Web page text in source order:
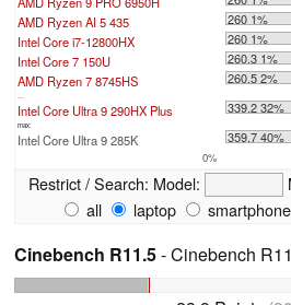
AMD Ryzen AI 5 435
260 1%
Intel Core i7-12800HX
260 1%
Intel Core 7 150U
260.3 1%
AMD Ryzen 7 8745HS
260.5 2%
...
Intel Core Ultra 9 290HX Plus 339.2 32%
max:
Intel Core Ultra 9 285K 359.7 40%
0%
Restrict / Search: Model:
all
laptop smartphone
Cinebench R11.5- Cinebench